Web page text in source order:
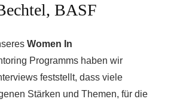
BASF
Women In
Programms haben wir
feststellt, dass viele
Stärken und Themen, für die